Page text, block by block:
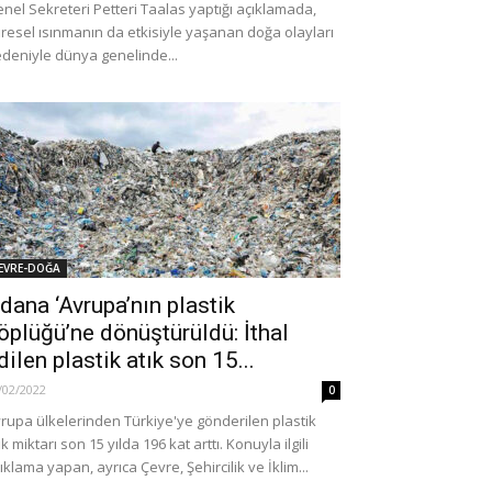
Sekreteri Petteri Taalas yaptığı açıklamada,
ısınmanın da etkisiyle yaşanan doğa olayları
dünya genelinde...
DOĞA
‘Avrupa’nın plastik
dönüştürüldü: İthal
plastik atık son 15...
2022 0
ülkelerinden Türkiye'ye gönderilen plastik
miktarı son 15 yılda 196 kat arttı. Konuyla ilgili
yapan, ayrıca Çevre, Şehircilik ve İklim...
danışmanlarının 111
varmış!
0
AÇIKLAMALAR
Türkiye Devrimci
Deymer’i saygıyla anıyoruz